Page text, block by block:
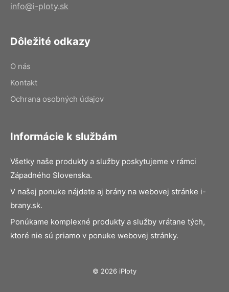
info@i-ploty.sk
Dôležité odkazy
O nás
Kontakt
Ochrana osobných údajov
Informácie k službám
Všetky naše produkty a služby poskytujeme v rámci
Západného Slovenska.
V našej ponuke nájdete aj brány na webovej stránke i-
brany.sk.
Ponúkame komplexné produkty a služby vrátane tých,
ktoré nie sú priamo v ponuke webovej stránky.
© 2026 iPloty